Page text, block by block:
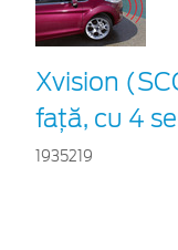
Xvision
faţă, cu 4
1935219